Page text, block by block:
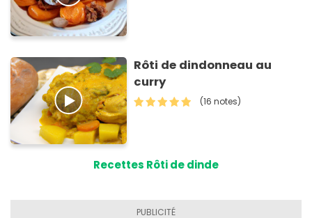
Rôti de dindonneau au
curry
(16 notes)
Recettes Rôti de dinde